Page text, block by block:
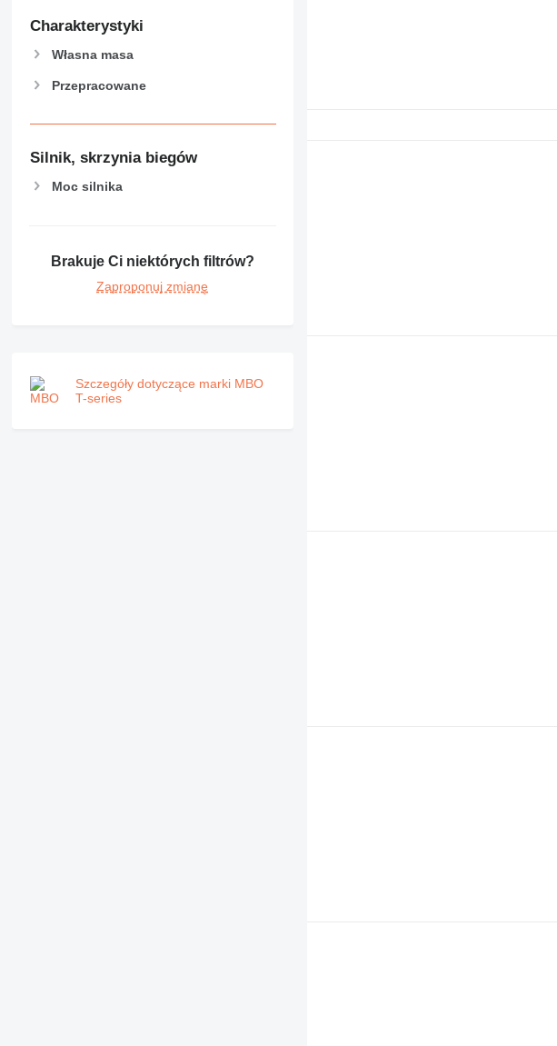
Charakterystyki
Własna masa
Przepracowane
Silnik, skrzynia biegów
Moc silnika
Brakuje Ci niektórych filtrów?
Zaproponuj zmianę
Szczegóły dotyczące marki MBO
T-series